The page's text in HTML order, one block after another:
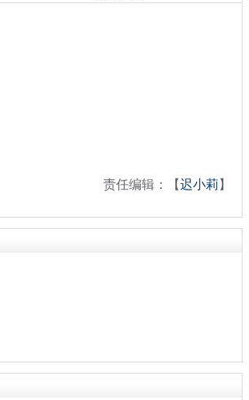
责任编辑：【迟小莉 】